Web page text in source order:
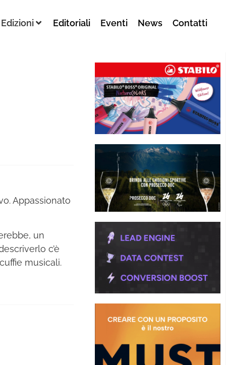
Edizioni Editoriali Eventi News Contatti
Appassionato
un
c’è
musicali.